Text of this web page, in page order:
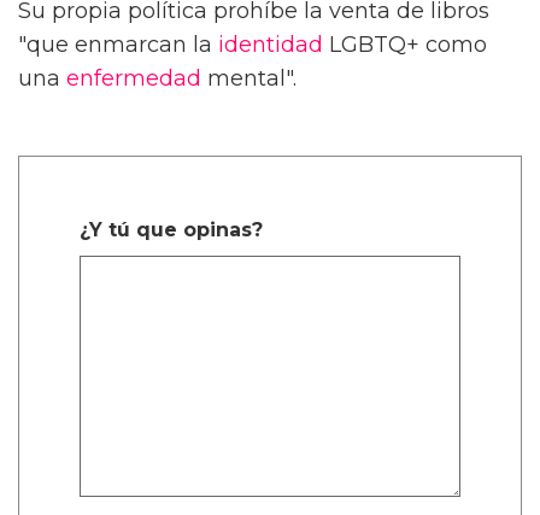
Su propia política prohíbe la venta de libros
"que enmarcan la identidad LGBTQ+ como
una enfermedad mental".
¿Y tú que opinas?